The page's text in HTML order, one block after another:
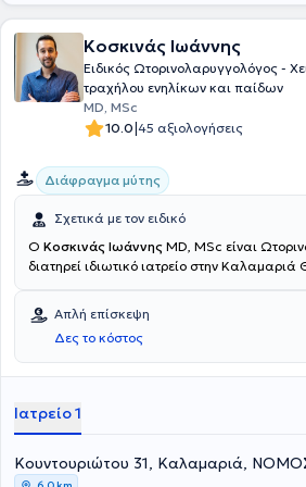
Κοσκινάς Ιωάννης
Ειδικός Ωτορινολαρυγγολόγος -
τραχήλου ενηλίκων και παίδων
MD, MSc
10.0|45 αξιολογήσεις
Διάφραγμα μύτης
Σχετικά με τον ειδικό
Ο Κοσκινάς Ιωάννης MD, MSc είναι
διατηρεί ιδιωτικό ιατρείο στην
Πανεπιστημιακή ΩΡΛ Κλινική του
Νοσοκομείου Θεσσαλονίκης ΑΧΕΠΑ,
εμπειρία στη διάγνωση και στην
παθήσεων. Έχει ολοκληρώσει το
Πανεπιστημίου Θράκης και είναι
Αριστοτελείου Πανεπιστημίου
Γενικού Νοσοκομείου Θεσσαλονίκης ΑΧΕΠΑ,
του πεδίου της ακοολογίας,
Απλή επίσκεψη
Δες το κόστος
Ιατρείο 1
Κουντουριώτου 31, Καλαμαριά,